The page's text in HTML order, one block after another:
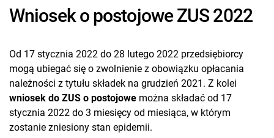
Wniosek o postojowe ZUS 2022
Od 17 stycznia 2022 do 28 lutego 2022 przedsiębiorcy
mogą ubiegać się o zwolnienie z obowiązku opłacania
należności z tytułu składek na grudzień 2021. Z kolei
wniosek do ZUS o postojowe można składać od 17
stycznia 2022 do 3 miesięcy od miesiąca, w którym
zostanie zniesiony stan epidemii.